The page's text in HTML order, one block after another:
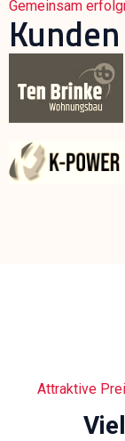
Gemeinsam
Attraktive